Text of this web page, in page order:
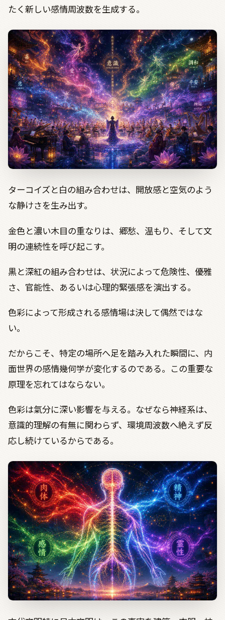
たく新しい感情周波数を生成する。
ターコイズと白の組み合わせは、開放感と空気のよう
な静けさを生み出す。
金色と濃い木目の重なりは、郷愁、温もり、そして文
明の連続性を呼び起こす。
黒と深紅の組み合わせは、状況によって危険性、優雅
さ、官能性、あるいは心理的緊張感を演出する。
色彩によって形成される感情場は決して偶然ではな
い。
だからこそ、特定の場所へ足を踏み入れた瞬間に、内
面世界の感情幾何学が変化するのである。この重要な
原理を忘れてはならない。
色彩は氣分に深い影響を与える。なぜなら神経系は、
意識的理解の有無に関わらず、環境周波数へ絶えず反
応し続けているからである。